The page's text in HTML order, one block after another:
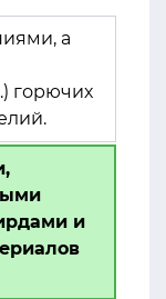
а
горючих
и